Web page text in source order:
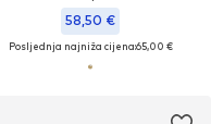
58,50 €
Posljednja najniža cijena:65,00 €